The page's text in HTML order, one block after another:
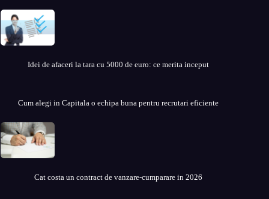
Idei de afaceri la tara cu 5000 de euro: ce merita inceput
Cum alegi in Capitala o echipa buna pentru recrutari eficiente
Cat costa un contract de vanzare-cumparare in 2026